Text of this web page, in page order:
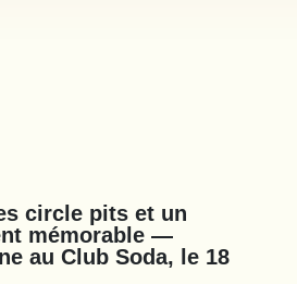
circle pits et un
mémorable —
au Club Soda, le 18